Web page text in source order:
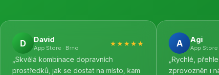
D David
App Store · Brno
★★★★★
„Skvělá kombinace dopravních
prostředků, jak se dostat na místo, kam
A Agi
App Store
„Rychlé,
zprovozněn i